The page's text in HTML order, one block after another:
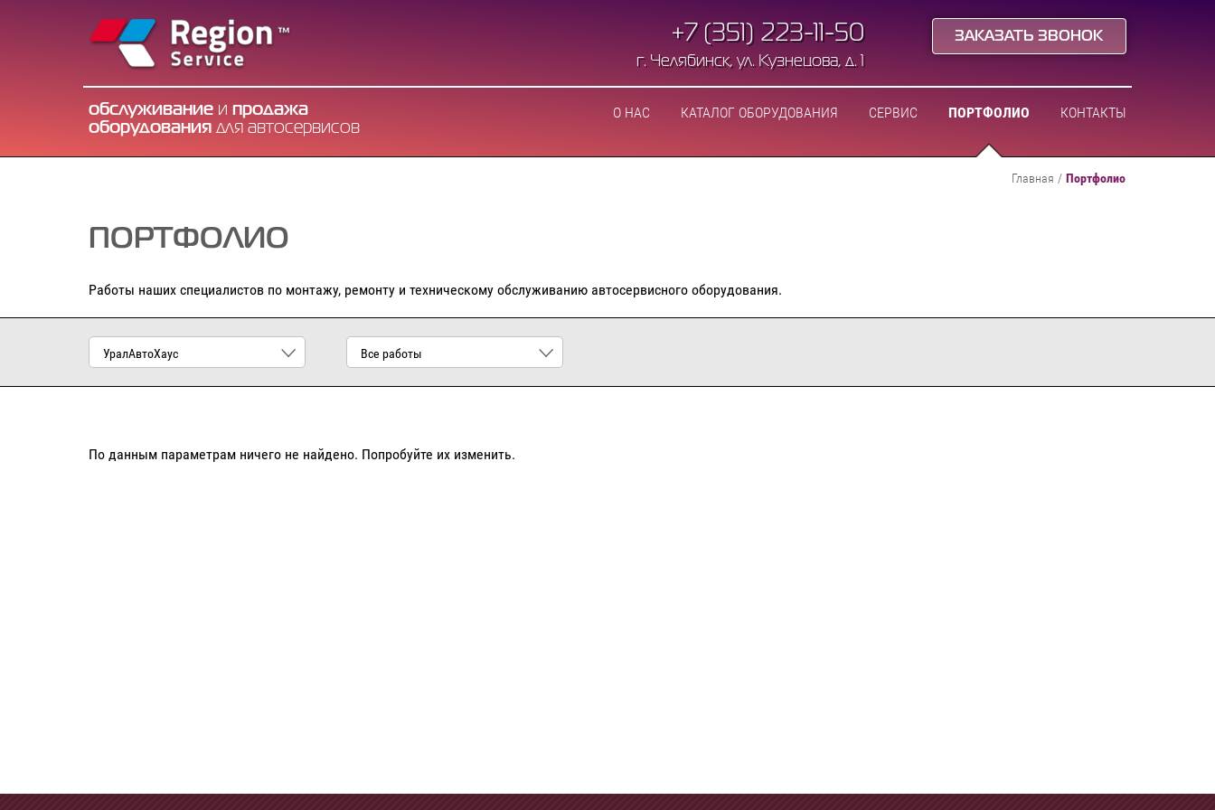
+7 (351) 223-11-50
г. Челябинск, ул. Кузнецова, д. 1
ЗАКАЗАТЬ ЗВОНОК
обслуживание ипродажа
оборудования для автосервисов
О НАС КАТАЛОГ ОБОРУДОВАНИЯ СЕРВИС ПОРТФОЛИО КОНТАКТЫ
Главная / Портфолио
ПОРТФОЛИО
Работы наших специалистов по монтажу, ремонту и техническому обслуживанию автосервисного оборудования.
УралАвтоХаус Все работы
По данным параметрам ничего не найдено. Попробуйте их изменить.